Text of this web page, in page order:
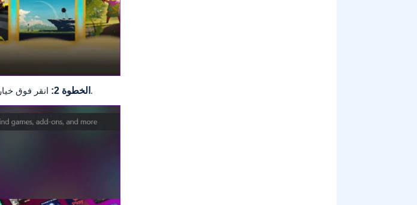
الخطوة 2: انقر فوق خيار تسجيل الدخول في الزاوية العلوية اليسرى وحدد تسجيل الدخول لإضافة حسابك.